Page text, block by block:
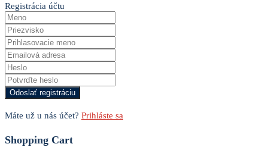
Registrácia účtu
Máte už u nás účet? Prihláste sa
Shopping Cart